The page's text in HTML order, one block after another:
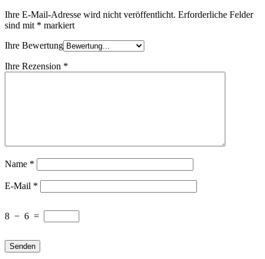
Ihre E-Mail-Adresse wird nicht veröffentlicht. Erforderliche Felder
sind mit * markiert
Ihre Bewertung
Ihre Rezension *
Name *
E-Mail *
8 − 6 =